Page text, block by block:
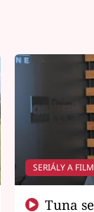
SERIÁLY A